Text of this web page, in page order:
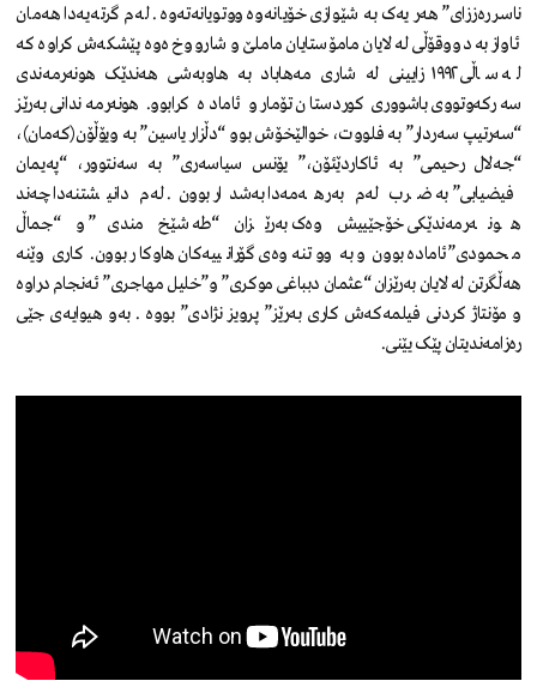
ناسر رەززای” هەر یەک بە شێوازی خۆیانەوە ووتویانەتەوە . لەم گرتەیەدا هەمان
ئاواز بە دووقۆڵی لە لایان مامۆستایان ماملێ و شارووخ ەوە پێشکەش کراوە کە
لە ساڵی ١٩٩٢ زایینی لە شاری مەهاباد بە هاوبەشی هەندێک هونەرمەندی
سەرکەوتووی باشووری کوردستان تۆمار و ئامادە کرابوو. هونەرمەندانی بەرێز
“سەرتیپ سەردار” بە فلووت، خوالێخۆش بوو “دڵزار یاسین” بە ویۆڵۆن(کەمان)،
“جەلال رحیمی” بە ئاکاردێئۆن،” یۆنس سیاسەری” بە سەنتوور، “پەیمان
فیضیابی” بە ضرب لەم بەرهەمەدا بەشدار بوون. لەم دانیشتنەدا چەند
هونەرمەندێکی خۆجێییش وەک بەرێزان “طە شێخ مندی” و “جماڵ
محمودی”ئامادە بوون و بە ووتنەوەی گۆرانییەکان هاوکار بوون. کاری وێنە
هەڵگرتن لە لایان بەرێزان “عثمان دبباغی موکری” و”خلیل مهاجری” ئەنجام دراوە
و مۆنتاژ کردنی فیلمەکەش کاری بەرێز” پرویز نژادی” بووە . بەو هیوایەی جێی
رەزامەندیتان پێک یێنی.